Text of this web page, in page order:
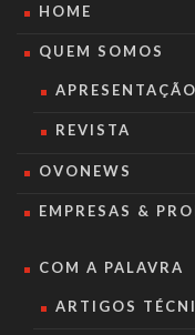
HOME
QUEM SOMOS
APRESENTAÇÃO
REVISTA
OVONEWS
EMPRESAS &
COM A PALAVRA
ARTIGOS